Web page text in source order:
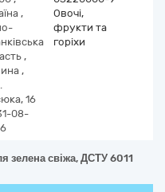
,
,
,
16
08-
Овочі,
фрукти та
горіхи
зелена свіжа, ДСТУ 6011